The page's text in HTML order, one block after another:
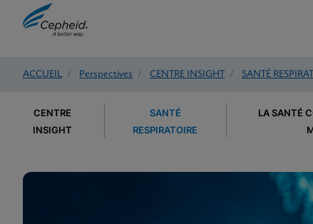
ACCUEIL / Perspectives / CENTRE INSIGHT / SANTÉ
CENTRE
INSIGHT
SANTÉ
RESPIRATOIRE
LA SANTÉ